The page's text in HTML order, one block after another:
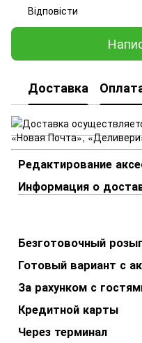
Відповісти
Доставка
Редактирование
Информация о
Безготовочный
Готовый вариант с
За рахунком с
Кредитной карты
Через терминал